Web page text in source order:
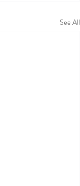
See All